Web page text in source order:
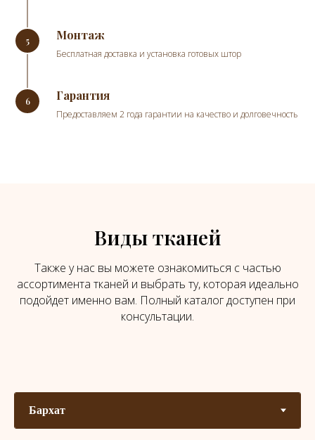
Монтаж
Бесплатная доставка и установка готовых штор
Гарантия
Предоставляем 2 года гарантии на качество и долговечность
Виды тканей
Также у нас вы можете ознакомиться с частью
ассортимента тканей и выбрать ту, которая идеально
подойдет именно вам. Полный каталог доступен при
консультации.